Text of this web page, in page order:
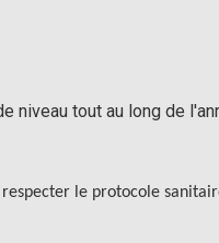
niveau tout au long de
le protocole